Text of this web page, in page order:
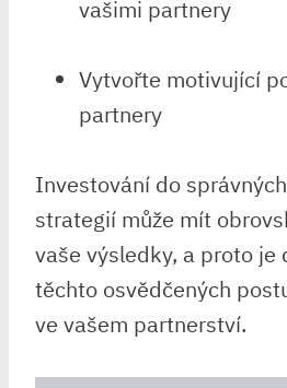
vašimi partnery
Vytvořte motivující
partnery
Investování do
strategií může mít
vaše výsledky, a proto je
těchto osvědčených
ve vašem partnerství.